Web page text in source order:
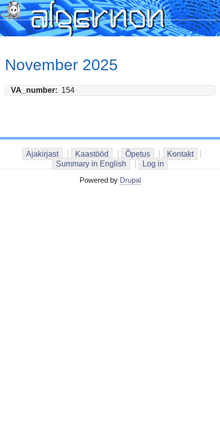
Skip
to
main
content
November 2025
VA_number 154
Ajakirjast Kaastööd Õpetus
Kontakt
Summary in English
Log in
Powered by Drupal